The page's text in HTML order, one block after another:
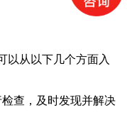
以从以下几个方面入
查，及时发现并解决